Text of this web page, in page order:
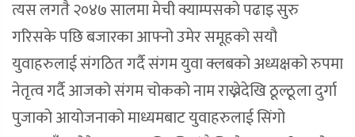
त्यस लगतै २०४७ सालमा मेची क्याम्पसको पढाइ सुरु
गरिसके पछि बजारका आफ्नो उमेर समूहको सयौ
युवाहरुलाई संगठित गर्दै संगम युवा क्लबको अध्यक्षको रुपमा
नेतृत्व गर्दै आजको संगम चोकको नाम राख्नेदेखि ठूल्ठूला दुर्गा
पुजाको आयोजनाको माध्यमबाट युवाहरुलाई सिंगो